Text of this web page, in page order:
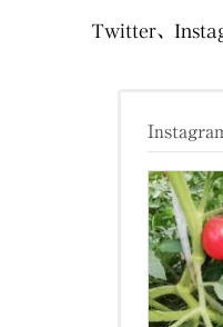
Twitter、